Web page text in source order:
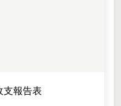
支報告表-附件01.pdf
支報告表